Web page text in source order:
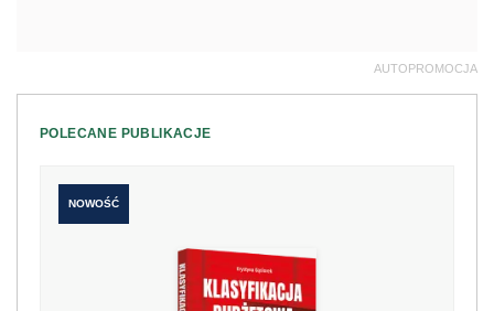
AUTOPROMOCJA
POLECANE PUBLIKACJE
NOWOŚĆ